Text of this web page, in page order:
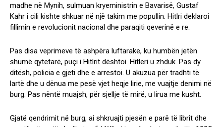
madhe në Mynih, sulmuan kryeministrin e Bavarisë, Gustaf
Kahr i cili kishte shkuar në një takim me popullin. Hitlri deklaroi
fillimin e revolucionit nacional dhe paraqiti qeverinë e re.
Pas disa veprimeve të ashpëra luftarake, ku humbën jetën
shumë qytetarë, puçi i Hitlrit dështoi. Hitleri u zhduk. Pas dy
ditësh, policia e gjeti dhe e arrestoi. U akuzua për tradhti të
lartë dhe u dënua me pesë vjet heqje lirie, me vuajtje denimi në
burg. Pas nëntë muajsh, për sjellje të mirë, u lirua me kusht.
Gjatë qendrimit në burg, ai shkruajti pjesën e parë të librit dhe